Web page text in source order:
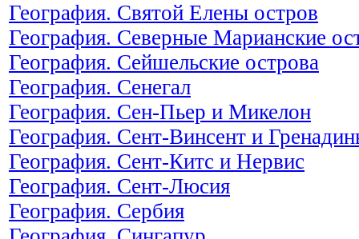
География. Святой Елены остров
География. Северные Марианские
География. Сейшельские острова
География. Сенегал
География. Сен-Пьер и Микелон
География. Сент-Винсент и
География. Сент-Китс и Нервис
География. Сент-Люсия
География. Сербия